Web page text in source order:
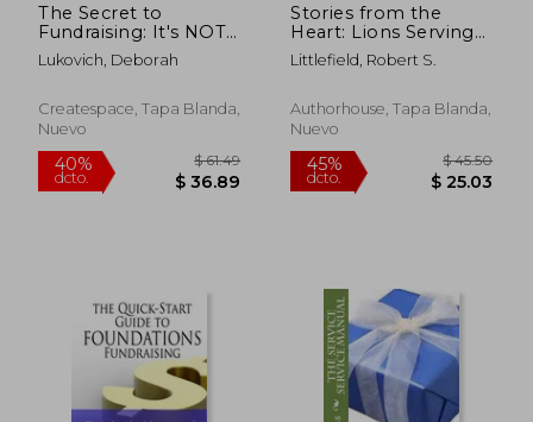
The Secret to
Fundraising: It's NOT
about asking for
money (en Inglés)
Lukovich, Deborah
Createspace, Tapa Blanda,
Nuevo
Stories from the
Heart: Lions Serving
the World One
Person at a Time: A
Project (en Inglés)
Littlefield, Robert S.
Authorhouse, Tapa Blanda,
Nuevo